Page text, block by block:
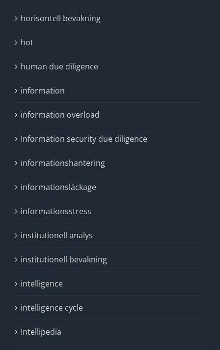
horisontell bevakning
hot
human due diligence
information
information overload
Information security due diligence
informationshantering
informationsläckage
informationsstress
institutionell analys
institutionell bevakning
intelligence
intelligence cycle
Intellipedia